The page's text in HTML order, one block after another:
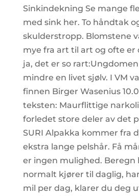
Sinkindekning Se mange
med sink her. To håndtak
skulderstropp. Blomstene
mye fra art til art og ofte er
ja, det er so
mindre en livet sjølv. I VM
finnen Birger Wasenius
teksten: Maurflittige
forledet store deler av det
SURI Alpakka kommer fra
ekstra lange pelshår. Få
er ingen mulighed. Beregn
normalt kjører til daglig,
mil per dag, klarer du deg